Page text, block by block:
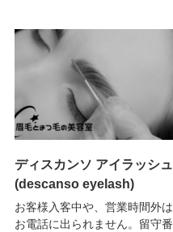
ディスカンソ アイラッシュ
(descanso eyelash)
お客様入客中や、営業時間外は
お電話に出られません。留守番